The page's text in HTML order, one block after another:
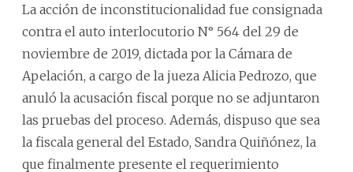
La acción de inconstitucionalidad fue consignada
contra el auto interlocutorio N° 564 del 29 de
noviembre de 2019, dictada por la Cámara de
Apelación, a cargo de la jueza Alicia Pedrozo, que
anuló la acusación fiscal porque no se adjuntaron
las pruebas del proceso. Además, dispuso que sea
la fiscala general del Estado, Sandra Quiñónez, la
que finalmente presente el requerimiento